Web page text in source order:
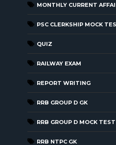
MONTHLY CURRENT
PSC CLERKSHIP MOCK
QUIZ
RAILWAY EXAM
REPORT WRITING
RRB GROUP D GK
RRB GROUP D MOCK TEST
RRB NTPC GK